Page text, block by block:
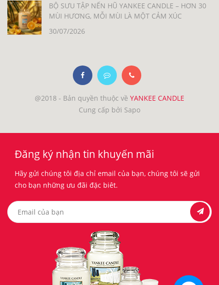
BỘ SƯU TẬP NẾN HŨ YANKEE CANDLE – HƠN 30
MÙI HƯƠNG, MỖI MÙI LÀ MỘT CẢM XÚC
30/07/2026
@2018 - Bản quyền thuộc về YANKEE CANDLE
Cung cấp bởi Sapo
Đăng ký nhận tin khuyến mãi
Hãy gửi chúng tôi địa chỉ email của bạn, chúng tôi sẽ gửi
cho bạn những ưu đãi đặc biêt.